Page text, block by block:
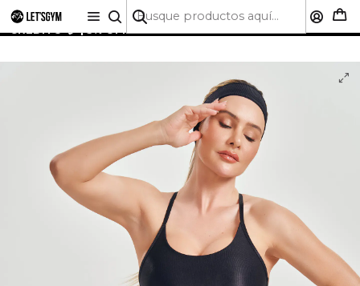
🚚 ENVÍO GRATIS A TODO CHILE SOBRE $50.000 | HASTA
6 CUOTAS SIN INTERÉS CON CUALQUIER TARJETA DE
CRÉDITO 💳 | 5% OFF PRIMERA COMPRA